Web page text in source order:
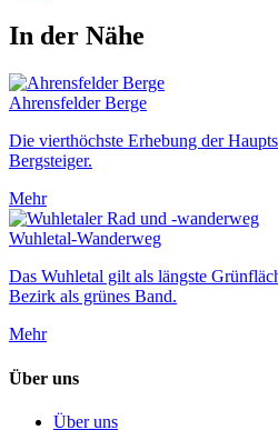
In der Nähe
Ahrensfelder Berge
Die vierthöchste Erhebung der
Bergsteiger.
Mehr
Wuhletal-Wanderweg
Das Wuhletal gilt als längste
Bezirk als grünes Band.
Mehr
Über uns
Über uns